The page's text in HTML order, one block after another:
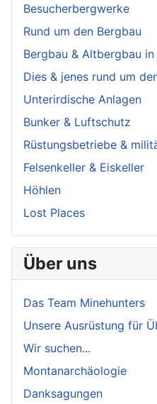
Besucherbergwerke
Rund um den Bergbau
Bergbau & Altbergbau in
Dies & jenes rund um
Unterirdische Anlagen
Bunker & Luftschutz
Rüstungsbetriebe &
Felsenkeller & Eiskeller
Höhlen
Lost Places
Über uns
Das Team Minehunters
Unsere Ausrüstung für
Wir suchen...
Montanarchäologie
Danksagungen